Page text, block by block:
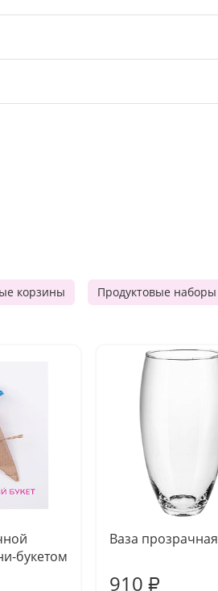
корзины Продуктовые наборы
букетом
Ваза прозрачная
910 ₽